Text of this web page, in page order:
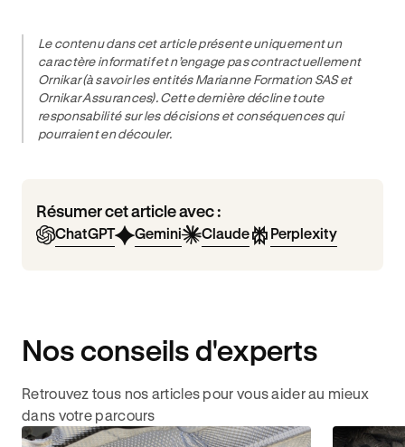
Le contenu dans cet article présente uniquement un
caractère informatif et n’engage pas contractuellement
Ornikar (à savoir les entités Marianne Formation SAS et
Ornikar Assurances). Cette dernière décline toute
responsabilité sur les décisions et conséquences qui
pourraient en découler.
Résumer cet article avec :
ChatGPT Gemini Claude Perplexity
Nos conseils d'experts
Retrouvez tous nos articles pour vous aider au mieux
dans votre parcours